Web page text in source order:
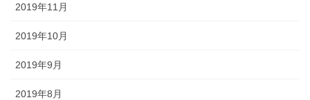
2019年11月
2019年10月
2019年9月
2019年8月